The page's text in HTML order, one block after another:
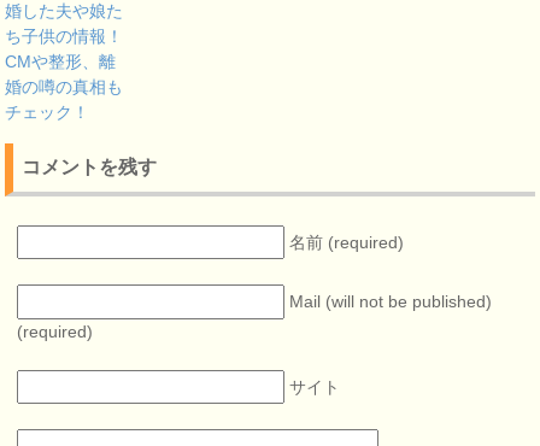
婚した夫や娘た
ち子供の情報！
CMや整形、離
婚の噂の真相も
チェック！
コメントを残す
名前 (required)
Mail (will not be published)
(required)
サイト